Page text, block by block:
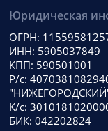
Юридическая
ОГРН:
ИНН: 5905037849
КПП: 590501001
Р/с:
К/с:
БИК: 042202824